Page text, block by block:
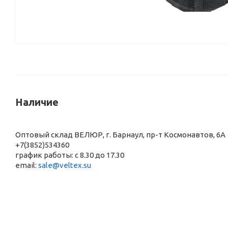
Наличие
Оптовый склад ВЕЛЮР, г. Барнаул, пр-т Космонавтов, 6А
+7(3852)534360
график работы: с 8.30 до 17.30
email: sale@veltex.su